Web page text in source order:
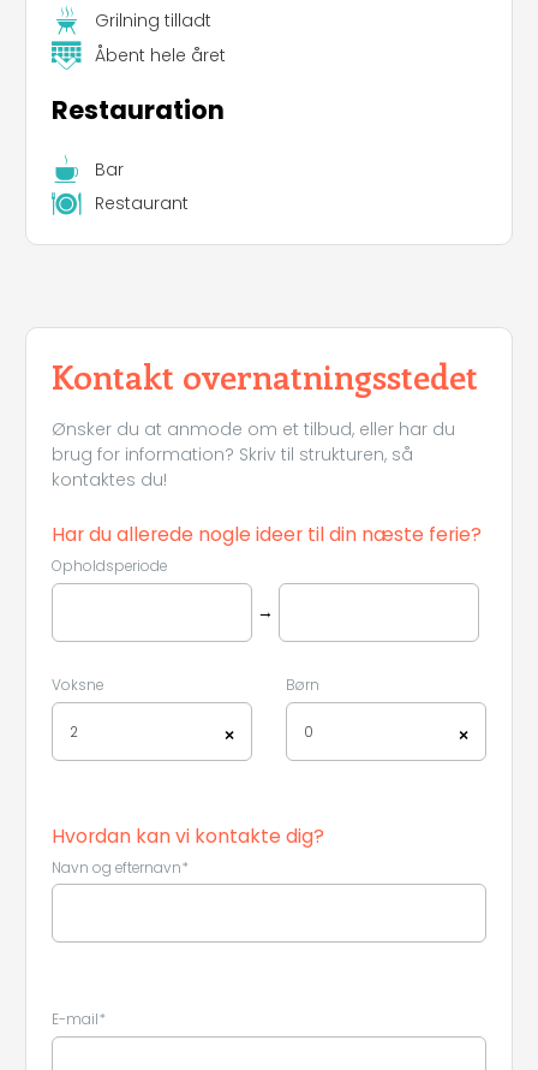
Grilning tilladt
Åbent hele året
Restauration
Bar
Restaurant
Kontakt overnatningsstedet
Ønsker du at anmode om et tilbud, eller har du
brug for information? Skriv til strukturen, så
kontaktes du!
Har du allerede nogle ideer til din næste ferie?
Opholdsperiode
→
Voksne
×
2
Børn
×
0
Hvordan kan vi kontakte dig?
Navn og efternavn*
E-mail*